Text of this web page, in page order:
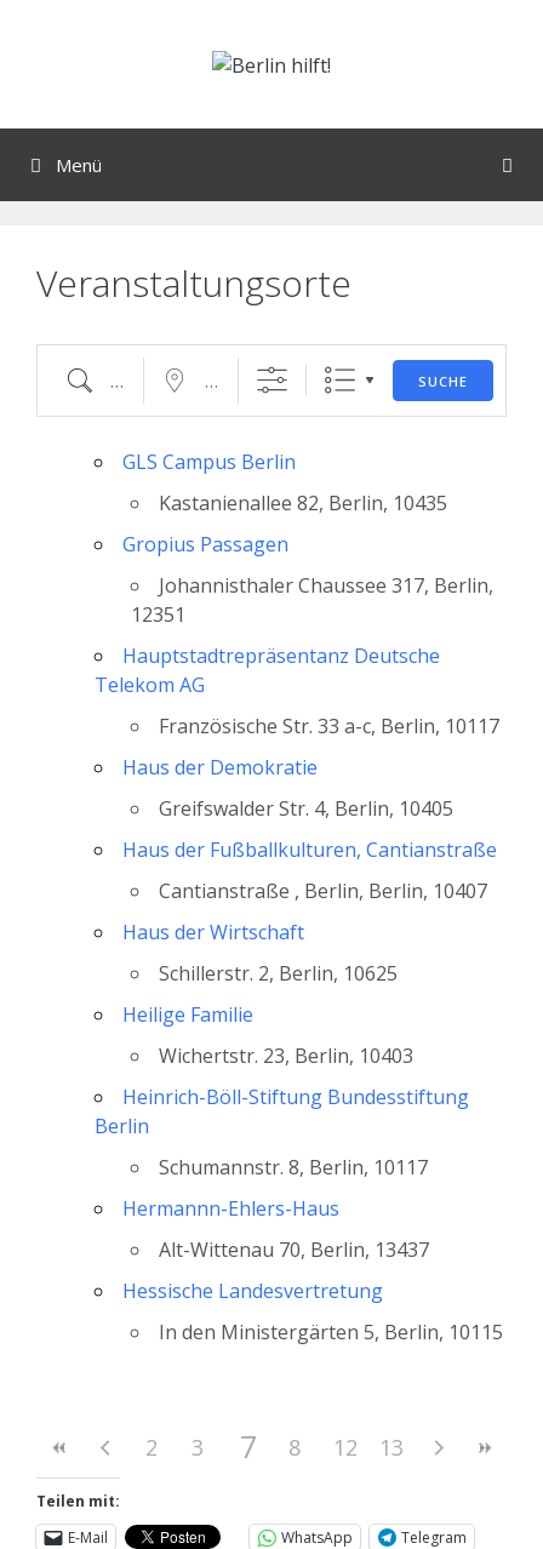
Menü
Veranstaltungsorte
SUCHE
GLS Campus Berlin
Kastanienallee 82, Berlin, 10435
Gropius Passagen
Johannisthaler Chaussee 317, Berlin,
12351
Hauptstadtrepräsentanz Deutsche
Telekom AG
Französische Str. 33 a-c, Berlin, 10117
Haus der Demokratie
Greifswalder Str. 4, Berlin, 10405
Haus der Fußballkulturen, Cantianstraße
Cantianstraße , Berlin, Berlin, 10407
Haus der Wirtschaft
Schillerstr. 2, Berlin, 10625
Heilige Familie
Wichertstr. 23, Berlin, 10403
Heinrich-Böll-Stiftung Bundesstiftung
Berlin
Schumannstr. 8, Berlin, 10117
Hermannn-Ehlers-Haus
Alt-Wittenau 70, Berlin, 13437
Hessische Landesvertretung
In den Ministergärten 5, Berlin, 10115
2 3 4 5 6
7 8 9 10 11
12 13
Teilen mit:
E-Mail
WhatsApp
Telegram